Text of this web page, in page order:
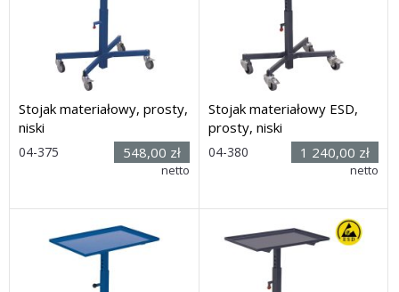
Stojak materiałowy, prosty,
niski
04-375 548,00 zł
netto
Dostawa: 14 dni
Stojak materiałowy ESD,
prosty, niski
04-380 1 240,00 zł
netto